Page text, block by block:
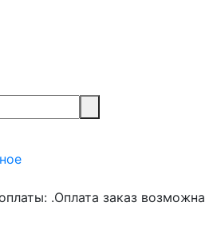
.Оплата заказ возможна